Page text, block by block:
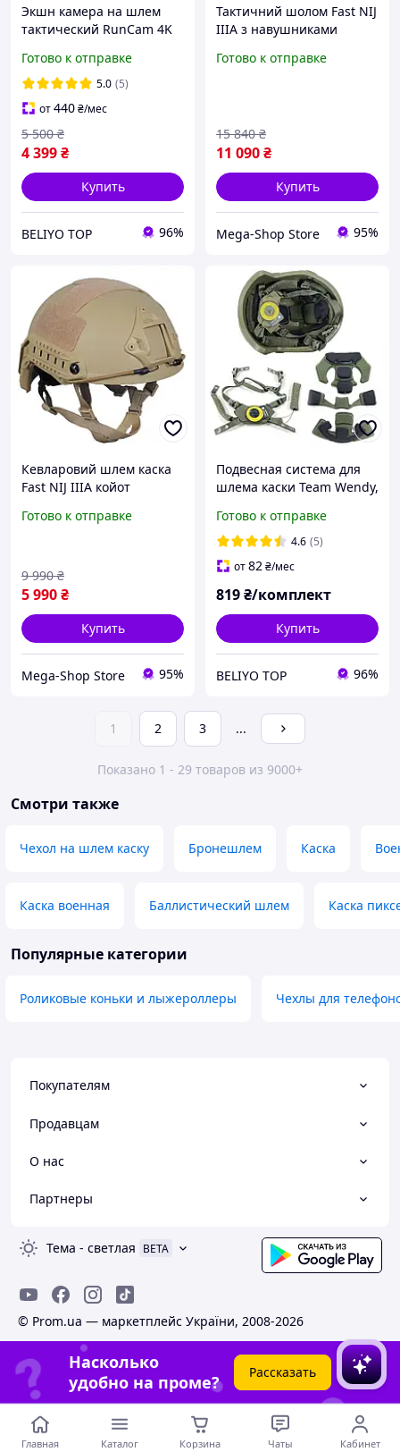
Экшн камера на шлем
тактический RunCam 4K
аксессуары для шлема
Готово к отправке
5.0 (5)
от440₴/мес
4 399₴
5 500 ₴
Купить
BELIYO TOP 96%
Тактичний шолом Fast NIJ
IIIA з навушниками
Чебурашка кавер
Готово к отправке
11 090₴
15 840 ₴
Купить
Mega-Shop Store 95%
Кевларовий шлем каска
Fast NIJ IIIA койот
військовий
Готово к отправке
5 990₴
9 990 ₴
Купить
Mega-Shop Store 95%
Подвесная система для
шлема каски Team Wendy,
шлема Фаст PASGT FAST
MICH Wendy
Готово к отправке
4.6 (5)
от82₴/мес
819₴/комплект
Купить
BELIYO TOP 96%
1 2 3 ...
Показано 1 - 29 товаров из 9000+
Смотри также
Чехол на шлем каску Бронешлем Каска
Каска военная Баллистический шлем Каска
Популярные категории
Роликовые коньки и лыжероллеры Чехлы для
Покупателям
Продавцам
О нас
Партнеры
Тема - светлая BETA
© Prom.ua — маркетплейс України, 2008-2026
Насколько
удобно на проме?
Рассказать
Главная Каталог Корзина Чаты Кабинет